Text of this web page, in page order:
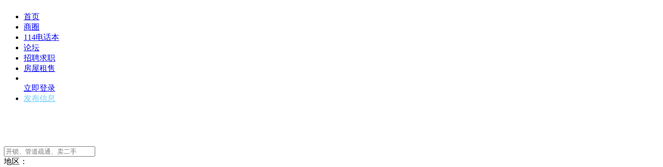
首页
商圈
114电话本
论坛
招聘求职
房屋租售
立即登录
发布信息
地区：